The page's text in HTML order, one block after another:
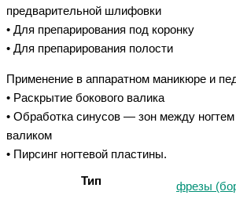
предварительной шлифовки
• Для препарирования под коронку
• Для препарирования полости
Применение в аппаратном маникюре и
• Раскрытие бокового валика
• Обработка синусов — зон между
валиком
• Пирсинг ногтевой пластины.
Тип фрезы